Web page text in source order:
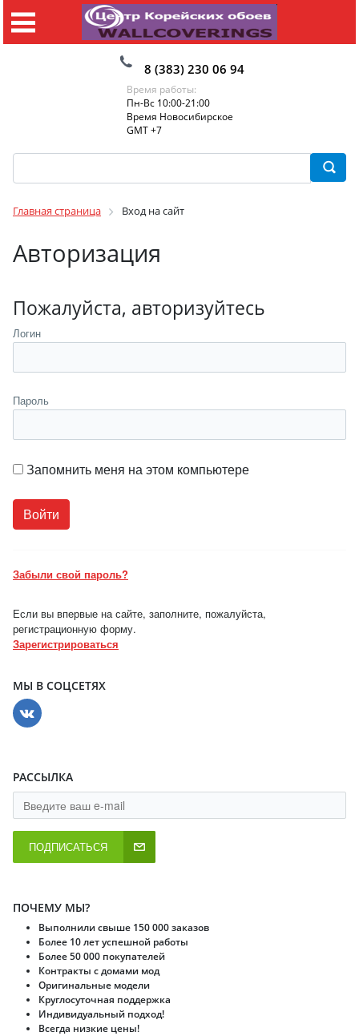
8 (383) 230 06 94
Время работы:
Пн-Вс 10:00-21:00
Время Новосибирское
GMT +7
Главная страница Вход на сайт
Авторизация
Пожалуйста, авторизуйтесь
Логин
Пароль
Запомнить меня на этом компьютере
Забыли свой пароль?
Если вы впервые на сайте, заполните, пожалуйста,
регистрационную форму.
Зарегистрироваться
МЫ В СОЦСЕТЯХ
РАССЫЛКА
ПОДПИСАТЬСЯ
ПОЧЕМУ МЫ?
Выполнили свыше 150 000 заказов
Более 10 лет успешной работы
Более 50 000 покупателей
Контракты с домами мод
Оригинальные модели
Круглосуточная поддержка
Индивидуальный подход!
Всегда низкие цены!